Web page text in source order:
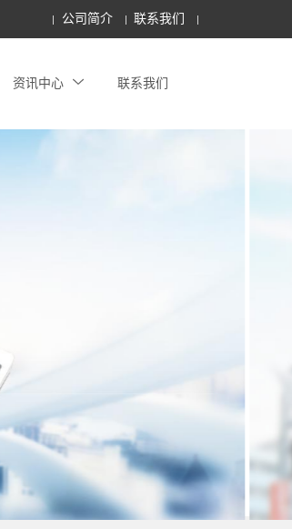
公司简介 联系我们
资讯中心 联系我们